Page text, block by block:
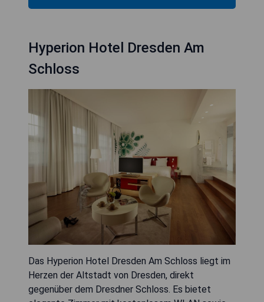
Hyperion Hotel Dresden Am
Schloss
Das Hyperion Hotel Dresden Am Schloss liegt im
Herzen der Altstadt von Dresden, direkt
gegenüber dem Dresdner Schloss. Es bietet